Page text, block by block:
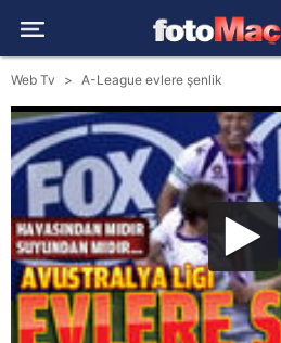
Web Tv A-League evlere şenlik